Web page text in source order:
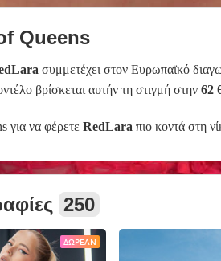
Queens
συμμετέχει στον Ευρωπαϊκό
βρίσκεται αυτήν τη στιγμή στην 62
για να φέρετε RedLara πιο κοντά στη
250
ΔΩΡΕΆΝ